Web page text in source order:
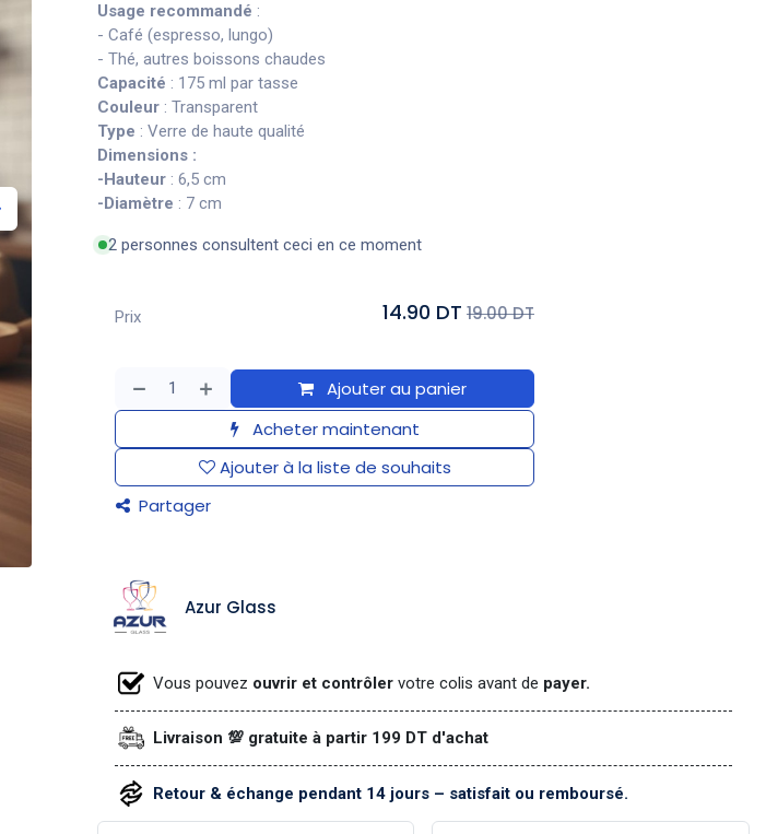
Usage recommandé :
- Café (espresso, lungo)
- Thé, autres boissons chaudes
Capacité : 175 ml par tasse
Couleur : Transparent
Type : Verre de haute qualité
Dimensions :
-Hauteur : 6,5 cm
-Diamètre : 7 cm
2 personnes consultent ceci en ce moment
Ajouter au panier
Acheter maintenant
Ajouter à la liste de souhaits
Partager
Prix 14.90 DT 19.00 DT
Azur Glass
Vous pouvez ouvrir et contrôler votre colis avant de payer.
Livraison 💯 gratuite à partir 199 DT d'achat
Retour & échange pendant 14 jours – satisfait ou remboursé.